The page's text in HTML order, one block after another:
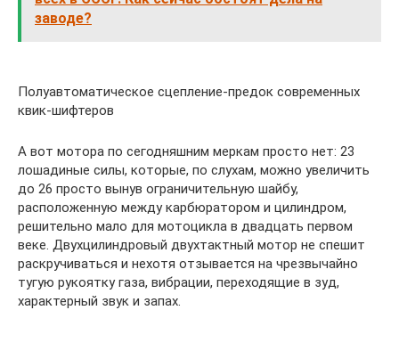
заводе?
Полуавтоматическое сцепление-предок современных
квик-шифтеров
А вот мотора по сегодняшним меркам просто нет: 23
лошадиные силы, которые, по слухам, можно увеличить
до 26 просто вынув ограничительную шайбу,
расположенную между карбюратором и цилиндром,
решительно мало для мотоцикла в двадцать первом
веке. Двухцилиндровый двухтактный мотор не спешит
раскручиваться и нехотя отзывается на чрезвычайно
тугую рукоятку газа, вибрации, переходящие в зуд,
характерный звук и запах.